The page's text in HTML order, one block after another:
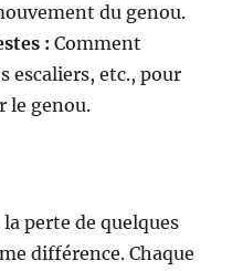
du genou.
: Comment
escaliers, etc., pour
le genou.
perte de quelques
différence. Chaque